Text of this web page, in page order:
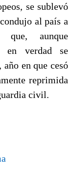
se sublevó
al país a
aunque
en verdad se
en que cesó
reprimida
civil.